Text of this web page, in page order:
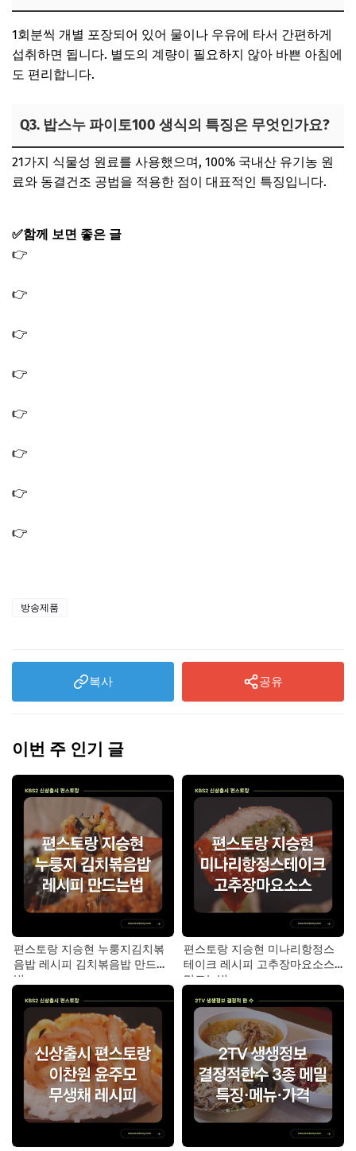
1회분씩 개별 포장되어 있어 물이나 우유에 타서 간편하게
섭취하면 됩니다. 별도의 계량이 필요하지 않아 바쁜 아침에
도 편리합니다.
Q3. 밥스누 파이토100 생식의 특징은 무엇인가요?
21가지 식물성 원료를 사용했으며, 100% 국내산 유기농 원
료와 동결건조 공법을 적용한 점이 대표적인 특징입니다.
✅함께 보면 좋은 글
👉
👉
👉
👉
👉
👉
👉
👉
방송제품
복사 공유
이번 주 인기 글
편스토랑 지승현 누룽지김치볶
음밥 레시피 김치볶음밥 만드는
법
편스토랑 지승현 미나리항정스
테이크 레시피 고추장마요소스
만드는법